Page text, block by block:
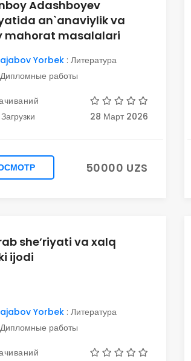
Adashboyev
an`anaviylik va
mahorat masalalari
Yorbek : Литература
Дипломные работы
28 Март 2026
50000 UZS
she’riyati va xalq
ijodi
Yorbek : Литература
Дипломные работы